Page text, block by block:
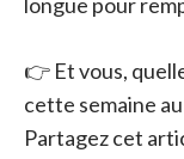
👉 Et vous,
cette semaine
Partagez cet